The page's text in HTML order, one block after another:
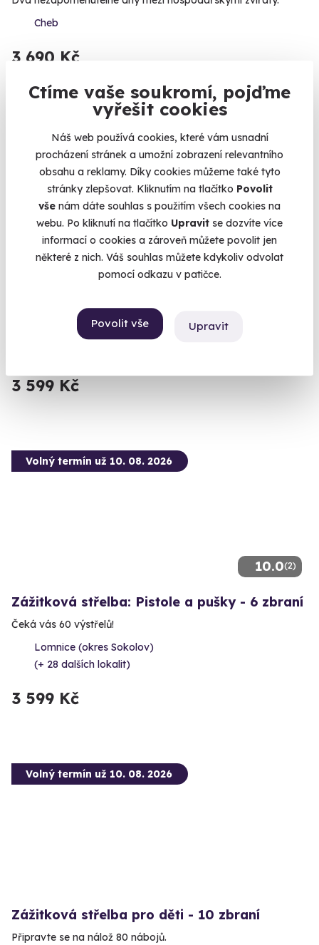
Ctíme vaše soukromí, pojďme
vyřešit cookies
Náš web používá cookies, které vám usnadní
procházení stránek a umožní zobrazení relevantního
obsahu a reklamy. Díky cookies můžeme také tyto
stránky zlepšovat. Kliknutím na tlačítko Povolit
vše nám dáte souhlas s použitím všech cookies na
webu. Po kliknutí na tlačítko Upravit se dozvíte více
informací o cookies a zároveň můžete povolit jen
některé z nich. Váš souhlas můžete kdykoliv odvolat
pomocí odkazu v patičce.
Povolit vše Upravit
Cheb
3 690 Kč
9.4
Volný termín už 10. 08. 2026
Zážitková střelba: Nejsilnější zbraně - 7
Vypálíte 13 výstřelů!
Lomnice (okres Sokolov)
3 599 Kč
10.0(2)
Volný termín už 10. 08. 2026
Zážitková střelba: Pistole a pušky - 6 zbraní
Čeká vás 60 výstřelů!
Lomnice (okres Sokolov)
(+ 28 dalších lokalit)
3 599 Kč
Volný termín už 10. 08. 2026
Zážitková střelba pro děti - 10 zbraní
Připravte se na nálož 80 nábojů.